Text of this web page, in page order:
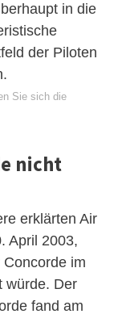
in die
der Piloten
Sie sich die
nicht
erklärten Air
April 2003,
im
würde. Der
fand am